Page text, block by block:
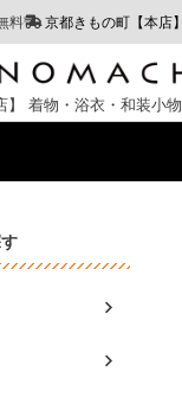
料 京都きもの町【本店】
着物・浴衣・和装小